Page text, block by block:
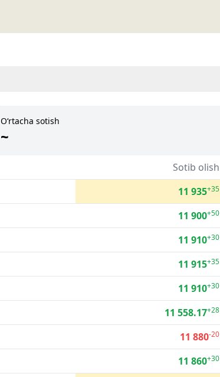
O‘rtacha sotish
~
Sotib olish
11 935+35
11 900+50
11 910+30
11 915+35
11 910+30
11 558.17+28
11 880-20
11 860+30